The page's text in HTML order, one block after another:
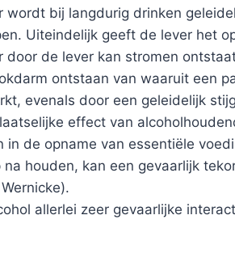
bij langdurig drinken
Uiteindelijk geeft de lever het
de lever kan stromen
ontstaan van waaruit een
evenals door een geleidelijk
effect van
de opname van essentiële
houden, kan een gevaarlijk
allerlei zeer gevaarlijke